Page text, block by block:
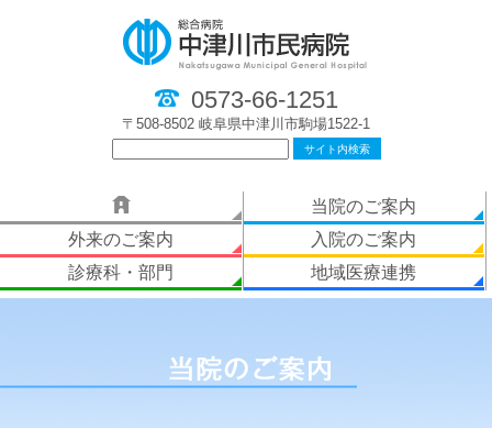
0573-66-1251
〒508-8502 岐阜県中津川市駒場1522-1
当院のご案内
外来のご案内
入院のご案内
診療科・部門
地域医療連携